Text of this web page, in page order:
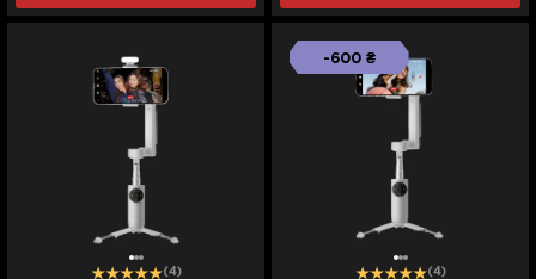
(4)
-600 ₴
(4)